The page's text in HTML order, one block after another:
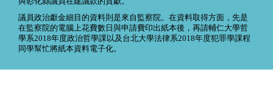
議員政治獻金細目的資料則是來自監察院。在資料取得方面，先是
在監察院的電腦上花費數日與申請費印出紙本後，再請輔仁大學哲
學系2018年度政治哲學課以及台北大學法律系2018年度犯罪學課程
同學幫忙將紙本資料電子化。